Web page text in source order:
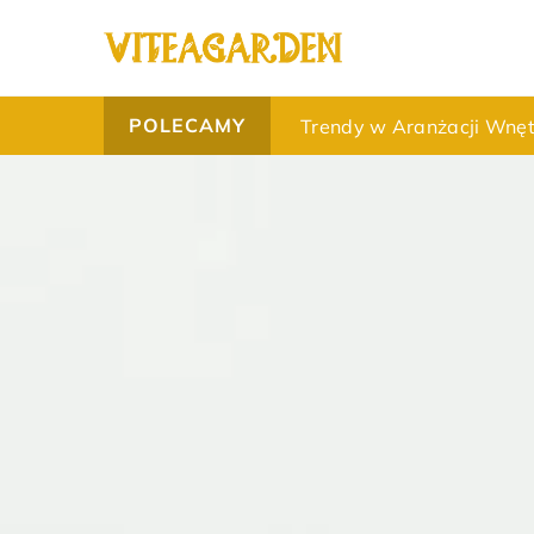
POLECAMY Kreatywne sposoby na
Trendy w Aranżacji
Poradnik ochrony domu